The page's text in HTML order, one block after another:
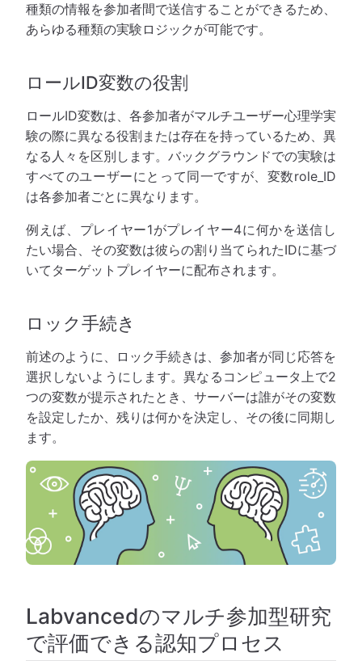
種類の情報を参加者間で送信することができるため、
あらゆる種類の実験ロジックが可能です。
ロールID変数の役割
ロールID変数は、各参加者がマルチユーザー心理学実
験の際に異なる役割または存在を持っているため、異
なる人々を区別します。バックグラウンドでの実験は
すべてのユーザーにとって同一ですが、変数role_ID
は各参加者ごとに異なります。
例えば、プレイヤー1がプレイヤー4に何かを送信し
たい場合、その変数は彼らの割り当てられたIDに基づ
いてターゲットプレイヤーに配布されます。
ロック手続き
前述のように、ロック手続きは、参加者が同じ応答を
選択しないようにします。異なるコンピュータ上で2
つの変数が提示されたとき、サーバーは誰がその変数
を設定したか、残りは何かを決定し、その後に同期し
ます。
Labvancedのマルチ参加型研究
で評価できる認知プロセス